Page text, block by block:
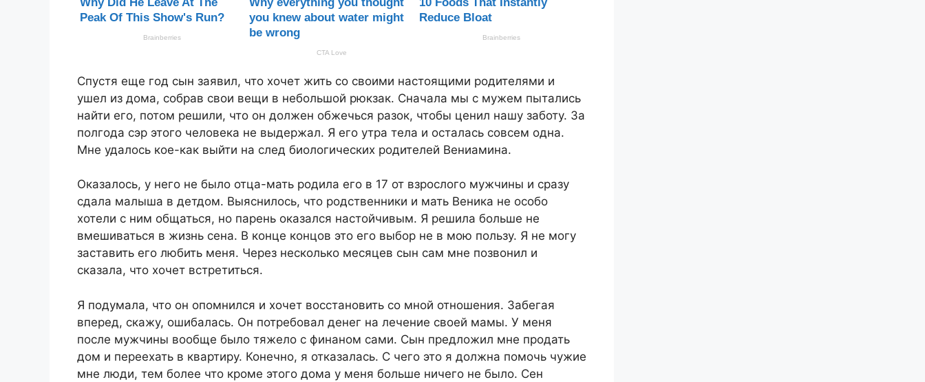
Спустя еще год сын заявил, что хочет жить со своими настоящими родителями и
ушел из дома, собрав свои вещи в небольшой рюкзак. Сначала мы с мужем пытались
найти его, потом решили, что он должен обжечься разок, чтобы ценил нашу заботу. За
полгода сэр этого человека не выдержал. Я его утра тела и осталась совсем одна.
Мне удалось кое-как выйти на след биологических родителей Вениамина.
Оказалось, у него не было отца-мать родила его в 17 от взрослого мужчины и сразу
сдала малыша в детдом. Выяснилось, что родственники и мать Веника не особо
хотели с ним общаться, но парень оказался настойчивым. Я решила больше не
вмешиваться в жизнь сена. В конце концов это его выбор не в мою пользу. Я не могу
заставить его любить меня. Через несколько месяцев сын сам мне позвонил и
сказала, что хочет встретиться.
Я подумала, что он опомнился и хочет восстановить со мной отношения. Забегая
вперед, скажу, ошибалась. Он потребовал денег на лечение своей мамы. У меня
после мужчины вообще было тяжело с финаном сами. Сын предложил мне продать
дом и переехать в квартиру. Конечно, я отказалась. С чего это я должна помочь чужие
мне люди, тем более что кроме этого дома у меня больше ничего не было. Сен